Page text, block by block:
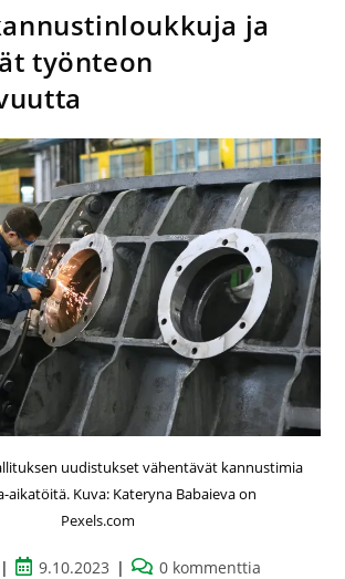
ja
työnteon
uudistukset vähentävät kannustimia
aikatöitä. Kuva: Kateryna Babaieva on
Pexels.com
9.10.2023 0 kommenttia